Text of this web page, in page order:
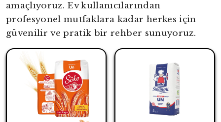
amaçlıyoruz. Ev kullanıcılarından
profesyonel mutfaklara kadar herkes için
güvenilir ve pratik bir rehber sunuyoruz.